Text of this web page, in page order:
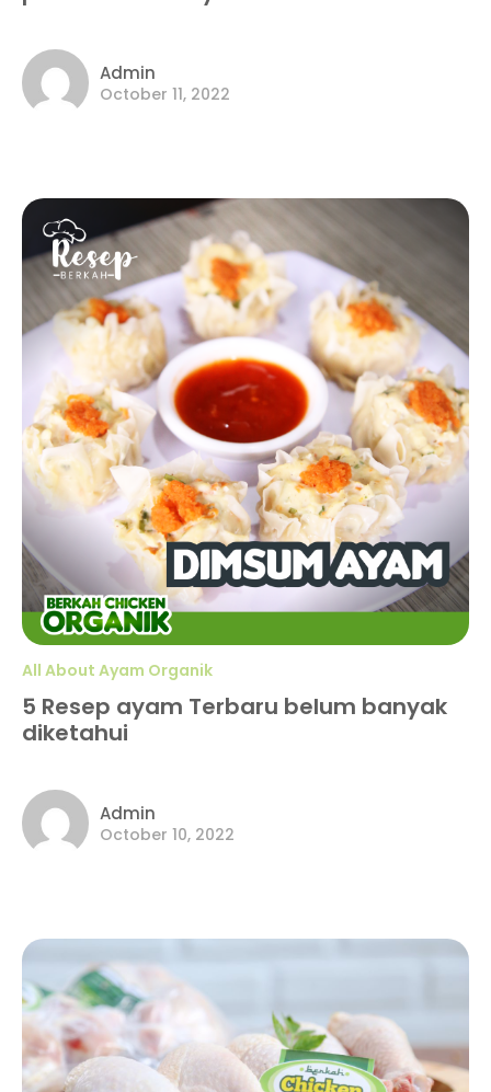
Admin
October 11, 2022
All About Ayam Organik
5 Resep ayam Terbaru belum banyak
diketahui
Admin
October 10, 2022